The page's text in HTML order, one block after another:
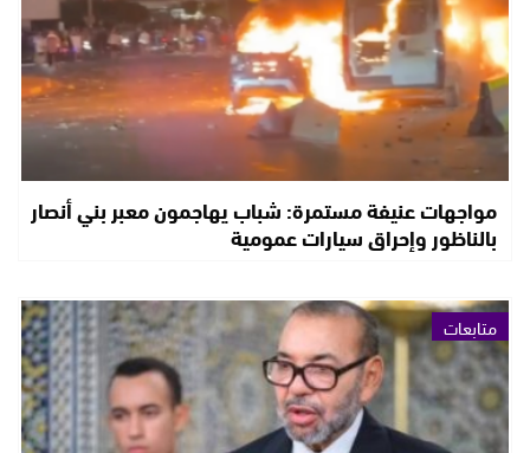
مواجهات عنيفة مستمرة: شباب يهاجمون معبر بني أنصار
بالناظور وإحراق سيارات عمومية
متابعات